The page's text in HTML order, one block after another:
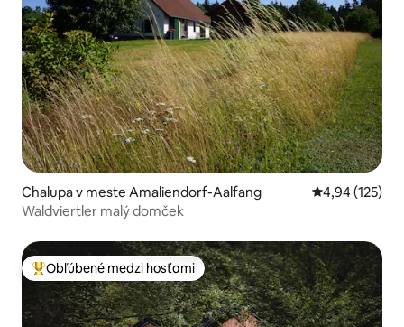
Chalupa v meste Amaliendorf-Aalfang Priemerné
4,94 (125)
Waldviertler malý domček
Najobľúbenejšie medzi hosťami
Obľúbené medzi hosťami